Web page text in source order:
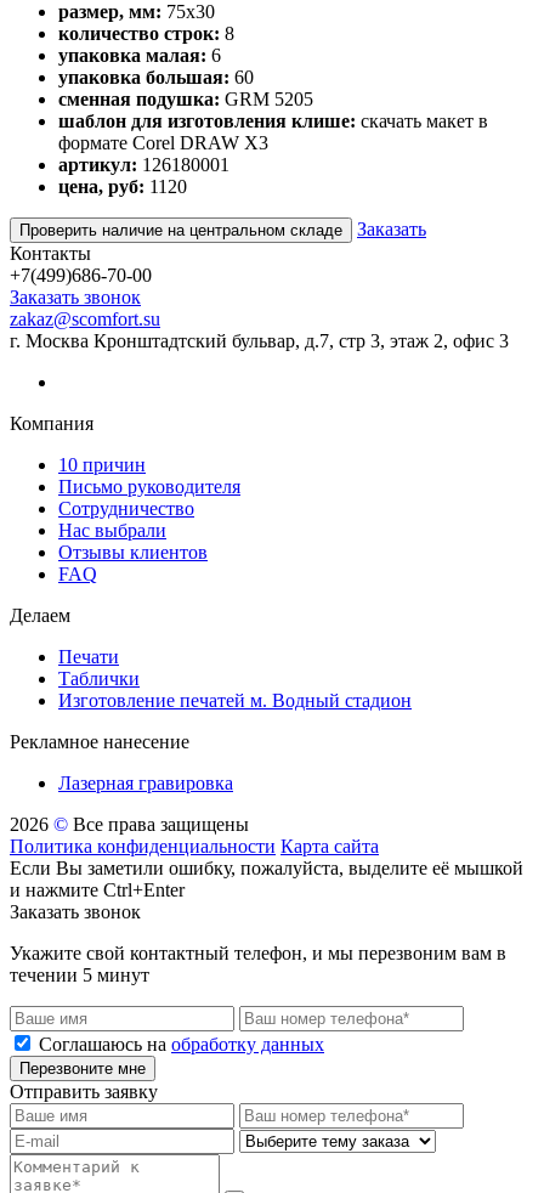
размер, мм: 75x30
количество строк: 8
упаковка малая: 6
упаковка большая: 60
сменная подушка: GRM 5205
шаблон для изготовления клише: скачать макет в
формате Corel DRAW X3
артикул: 126180001
цена, руб: 1120
Проверить наличие на центральном складе
Заказать
Контакты
+7(499)686-70-00
Заказать звонок
zakaz@scomfort.su
г. Москва Кронштадтский бульвар, д.7, стр 3, этаж 2, офис 3
Компания
10 причин
Письмо руководителя
Сотрудничество
Нас выбрали
Отзывы клиентов
FAQ
Делаем
Печати
Таблички
Изготовление печатей м. Водный стадион
Рекламное нанесение
Лазерная гравировка
2026 © Все права защищены
Политика конфиденциальности Карта сайта
Если Вы заметили ошибку, пожалуйста, выделите её мышкой
и нажмите Ctrl+Enter
Заказать звонок
Укажите свой контактный телефон, и мы перезвоним вам в
течении 5 минут
Соглашаюсь на обработку данных
Перезвоните мне
Отправить заявку